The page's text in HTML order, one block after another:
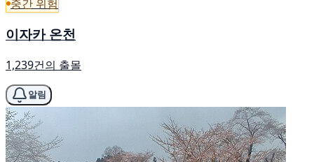
중간 위험
이자카 온천
1,239건의 출몰
알림